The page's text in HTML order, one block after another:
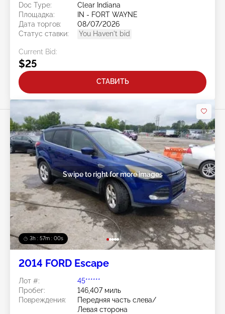
Doc Type:
Clear Indiana
Площадка:
IN - FORT WAYNE
Дата торгов:
08/07/2026
Статус ставки:
You Haven't bid
Current Bid:
$25
СТАВИТЬ
3h : 56m : 57s
Swipe to right for more images
2014 FORD Escape
Лот #:
45******
Пробег:
146,407 миль
Повреждения:
Передняя часть слева/
Левая сторона